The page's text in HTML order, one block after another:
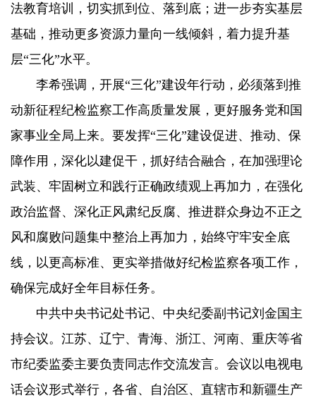
法教育培训，切实抓到位、落到底；进一步夯实基层
基础，推动更多资源力量向一线倾斜，着力提升基
层“三化”水平。
李希强调，开展“三化”建设年行动，必须落到推
动新征程纪检监察工作高质量发展，更好服务党和国
家事业全局上来。要发挥“三化”建设促进、推动、保
障作用，深化以建促干，抓好结合融合，在加强理论
武装、牢固树立和践行正确政绩观上再加力，在强化
政治监督、深化正风肃纪反腐、推进群众身边不正之
风和腐败问题集中整治上再加力，始终守牢安全底
线，以更高标准、更实举措做好纪检监察各项工作，
确保完成好全年目标任务。
中共中央书记处书记、中央纪委副书记刘金国主
持会议。江苏、辽宁、青海、浙江、河南、重庆等省
市纪委监委主要负责同志作交流发言。会议以电视电
话会议形式举行，各省、自治区、直辖市和新疆生产